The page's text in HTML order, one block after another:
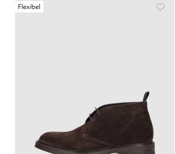
Flexibel